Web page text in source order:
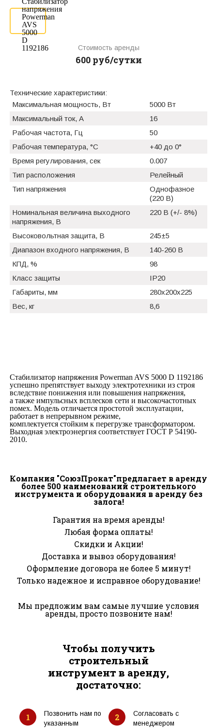
Стоимость аренды
600 руб/сутки
Технические характеристики:
Максимальная мощность, Вт
5000 Вт
Максимальный ток, А
16
Рабочая частота, Гц
50
Рабочая температура, °C
+40 до 0°
Время регулирования, сек
0.007
Тип расположения
Релейный
Тип напряжения
Однофазное
(220 В)
Номинальная величина выходного
напряжения, В
220 В (+/- 8%)
Высоковольтная защита, В
245±5
Диапазон входного напряжения, В
140-260 В
КПД, %
98
Класс защиты
IP20
Габариты, мм
280х200х225
Вес, кг
8,6
Стабилизатор напряжения Powerman AVS 5000 D 1192186
успешно препятствует выходу электротехники из строя
вследствие понижения или повышения напряжения,
а также импульсных всплесков сети и высокочастотных
помех. Модель отличается простотой эксплуатации,
работает в непрерывном режиме,
комплектуется стойким к перегрузке трансформатором.
Выходная электроэнергия соответствует ГОСТ Р 54190-
2010.
Компания "СоюзПрокат"предлагает в аренду
более 500 наименований строительного
инструмента и оборудования в аренду без
залога!
Гарантия на время аренды!
Любая форма оплаты!
Скидки и Акции!
Доставка и вывоз оборудования!
Оформление договора не более 5 минут!
Только надежное и исправное оборудование!
Мы предложим вам самые лучшие условия
аренды, просто позвоните нам!
Чтобы получить
строительный
инструмент в аренду,
достаточно:
1
Позвонить нам по
указанным
2
Согласовать с
менеджером